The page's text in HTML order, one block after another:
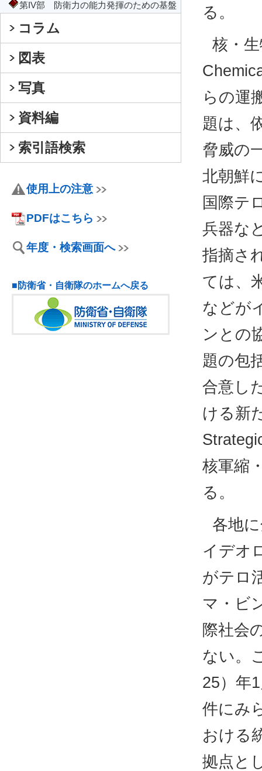
第IV部 防衛力の能力発揮のための基盤
コラム
図表
写真
資料編
索引語検索
使用上の注意
PDFはこちら
年度・検索画面へ
■防衛省・自衛隊のホームへ戻る
る。
核・
らの運
題は、
脅威の
北朝鮮
国際テ
兵器な
指摘さ
ては、
などが
ンとの
題の包
合意し
ける新
核軍縮
る。
各地
イデオ
がテロ
マ・ビ
際社会
ない。
25）年
件にみ
おける
拠点と